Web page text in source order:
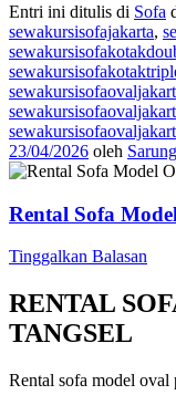
Entri ini ditulis di Sofa
sewakursisofajakarta,
23/04/2026 oleh
Rental Sofa
Tinggalkan Balasan
RENTAL
TANGSEL
Rental sofa model oval